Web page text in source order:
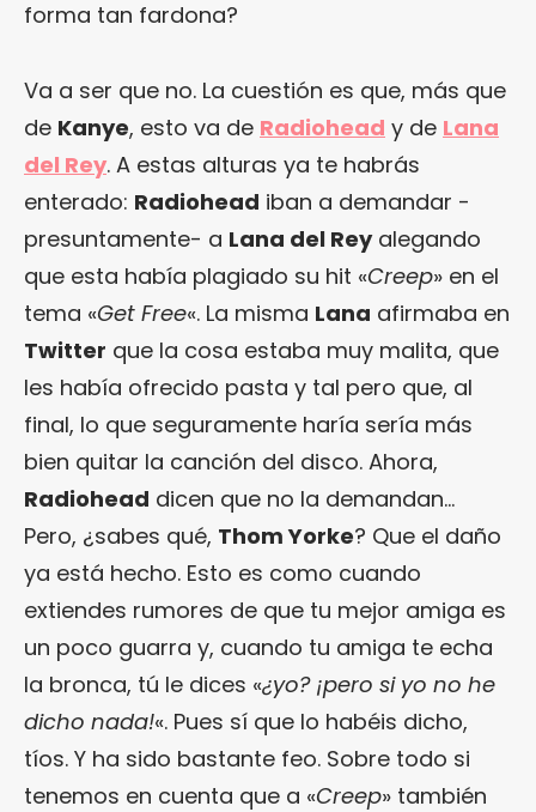
forma tan fardona?
Va a ser que no. La cuestión es que, más que
de Kanye, esto va de Radiohead y de Lana
del Rey. A estas alturas ya te habrás
enterado: Radiohead iban a demandar -
presuntamente- a Lana del Reyalegando
que esta había plagiado su hit «Creep» en el
tema «Get Free«. La misma Lana afirmaba en
Twitter que la cosa estaba muy malita, que
les había ofrecido pasta y tal pero que, al
final, lo que seguramente haría sería más
bien quitar la canción del disco. Ahora,
Radiohead dicen que no la demandan…
Pero, ¿sabes qué, Thom Yorke? Que el daño
ya está hecho. Esto es como cuando
extiendes rumores de que tu mejor amiga es
un poco guarra y, cuando tu amiga te echa
la bronca, tú le dices «¿yo? ¡pero si yo no he
dicho nada!«. Pues sí que lo habéis dicho,
tíos. Y ha sido bastante feo. Sobre todo si
tenemos en cuenta que a «Creep» también